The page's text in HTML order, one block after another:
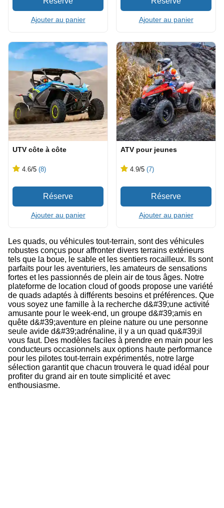
Ajouter au panier Ajouter au panier
UTV côte à côte
4.6/5 (8)
Ajouter au panier
ATV pour jeunes
4.9/5 (7)
Ajouter au panier
Les quads, ou véhicules tout-terrain, sont des véhicules
robustes conçus pour affronter divers terrains extérieurs
tels que la boue, le sable et les sentiers rocailleux. Ils sont
parfaits pour les aventuriers, les amateurs de sensations
fortes et les passionnés de plein air de tous âges. Notre
plateforme de location cloud of goods propose une variété
de quads adaptés à différents besoins et préférences. Que
vous soyez une famille à la recherche d&#39;une activité
amusante pour le week-end, un groupe d&#39;amis en
quête d&#39;aventure en pleine nature ou une personne
seule avide d&#39;adrénaline, il y a un quad qu&#39;il
vous faut. Des modèles faciles à prendre en main pour les
conducteurs occasionnels aux options haute performance
pour les pilotes tout-terrain expérimentés, notre large
sélection garantit que chacun trouvera le quad idéal pour
profiter du grand air en toute simplicité et avec
enthousiasme.